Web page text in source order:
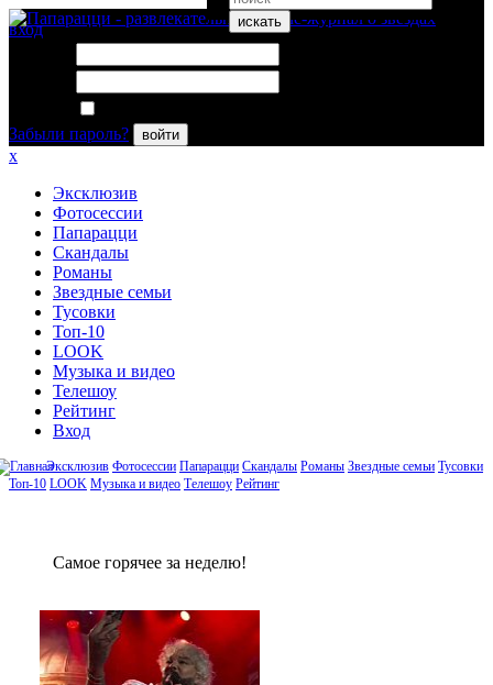
искать
вход
Забыли пароль?
войти
x
Эксклюзив
Фотосессии
Папарацци
Скандалы
Романы
Звездные семьи
Тусовки
Топ-10
LOOK
Музыка и видео
Телешоу
Рейтинг
Вход
Эксклюзив Фотосессии Папарацци Скандалы Романы Звездные семьи Тусовки
Топ-10 LOOK Музыка и видео Телешоу Рейтинг
Сaмое гoрячее за неделю!